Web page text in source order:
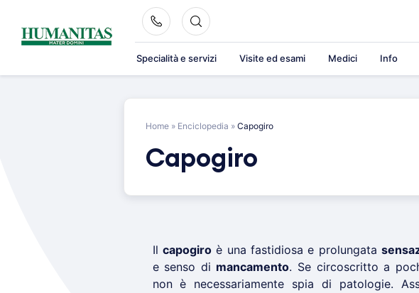
content
Specialità e servizi Visite ed esami Medici Info
Home » Enciclopedia » Capogiro
Capogiro
Il capogiroè una fastidiosa e prolungata
e senso di mancamento. Se circoscritto a
non è necessariamente spia di patologie.